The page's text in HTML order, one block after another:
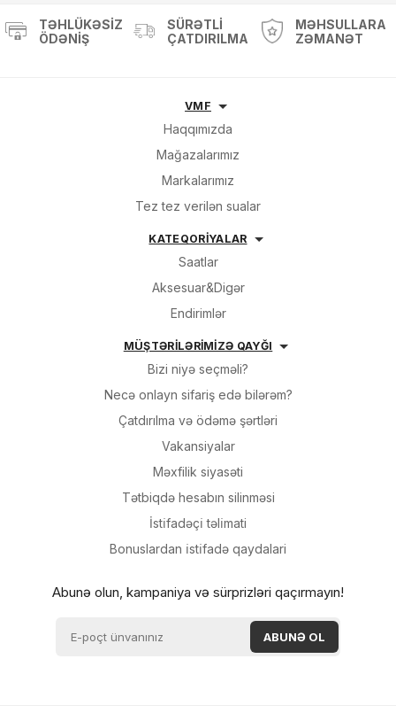
TƏHLÜKƏSIZ
ÖDƏNIŞ
SÜRƏTLI
ÇATDIRILMA
MƏHSULLARA
ZƏMANƏT
VMF
Haqqımızda
Mağazalarımız
Markalarımız
Tez tez verilən sualar
KATEQORİYALAR
Saatlar
Aksesuar&Digər
Endirimlər
MÜŞTƏRİLƏRİMİZƏ QAYĞI
Bizi niyə seçməli?
Necə onlayn sifariş edə bilərəm?
Çatdırılma və ödəmə şərtləri
Vakansiyalar
Məxfilik siyasəti
Tətbiqdə hesabın silinməsi
İsti̇fadəçi̇ təli̇mati
Bonuslardan i̇sti̇fadə qaydalari
Abunə olun, kampaniya və sürprizləri qaçırmayın!